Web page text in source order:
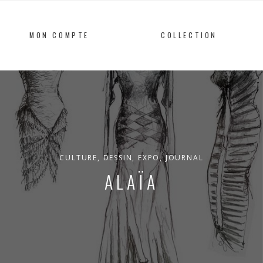
COLLECTION
MON COMPTE
CULTURE, DESSIN, EXPO,JOURNAL
ALAÏA